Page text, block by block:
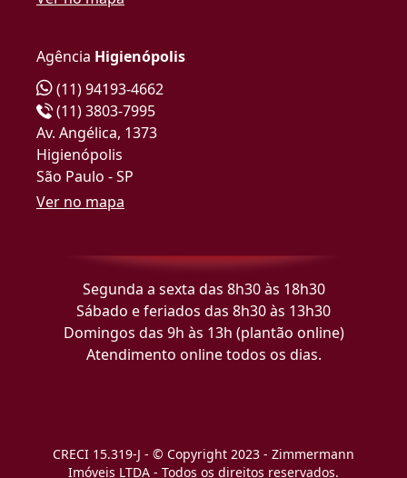
Agência Higienópolis
(11) 94193-4662
(11) 3803-7995
Av. Angélica, 1373
Higienópolis
São Paulo - SP
Ver no mapa
Segunda a sexta das 8h30 às 18h30
Sábado e feriados das 8h30 às 13h30
Domingos das 9h às 13h (plantão online)
Atendimento online todos os dias.
CRECI 15.319-J - © Copyright 2023 - Zimmermann
Imóveis LTDA - Todos os direitos reservados.